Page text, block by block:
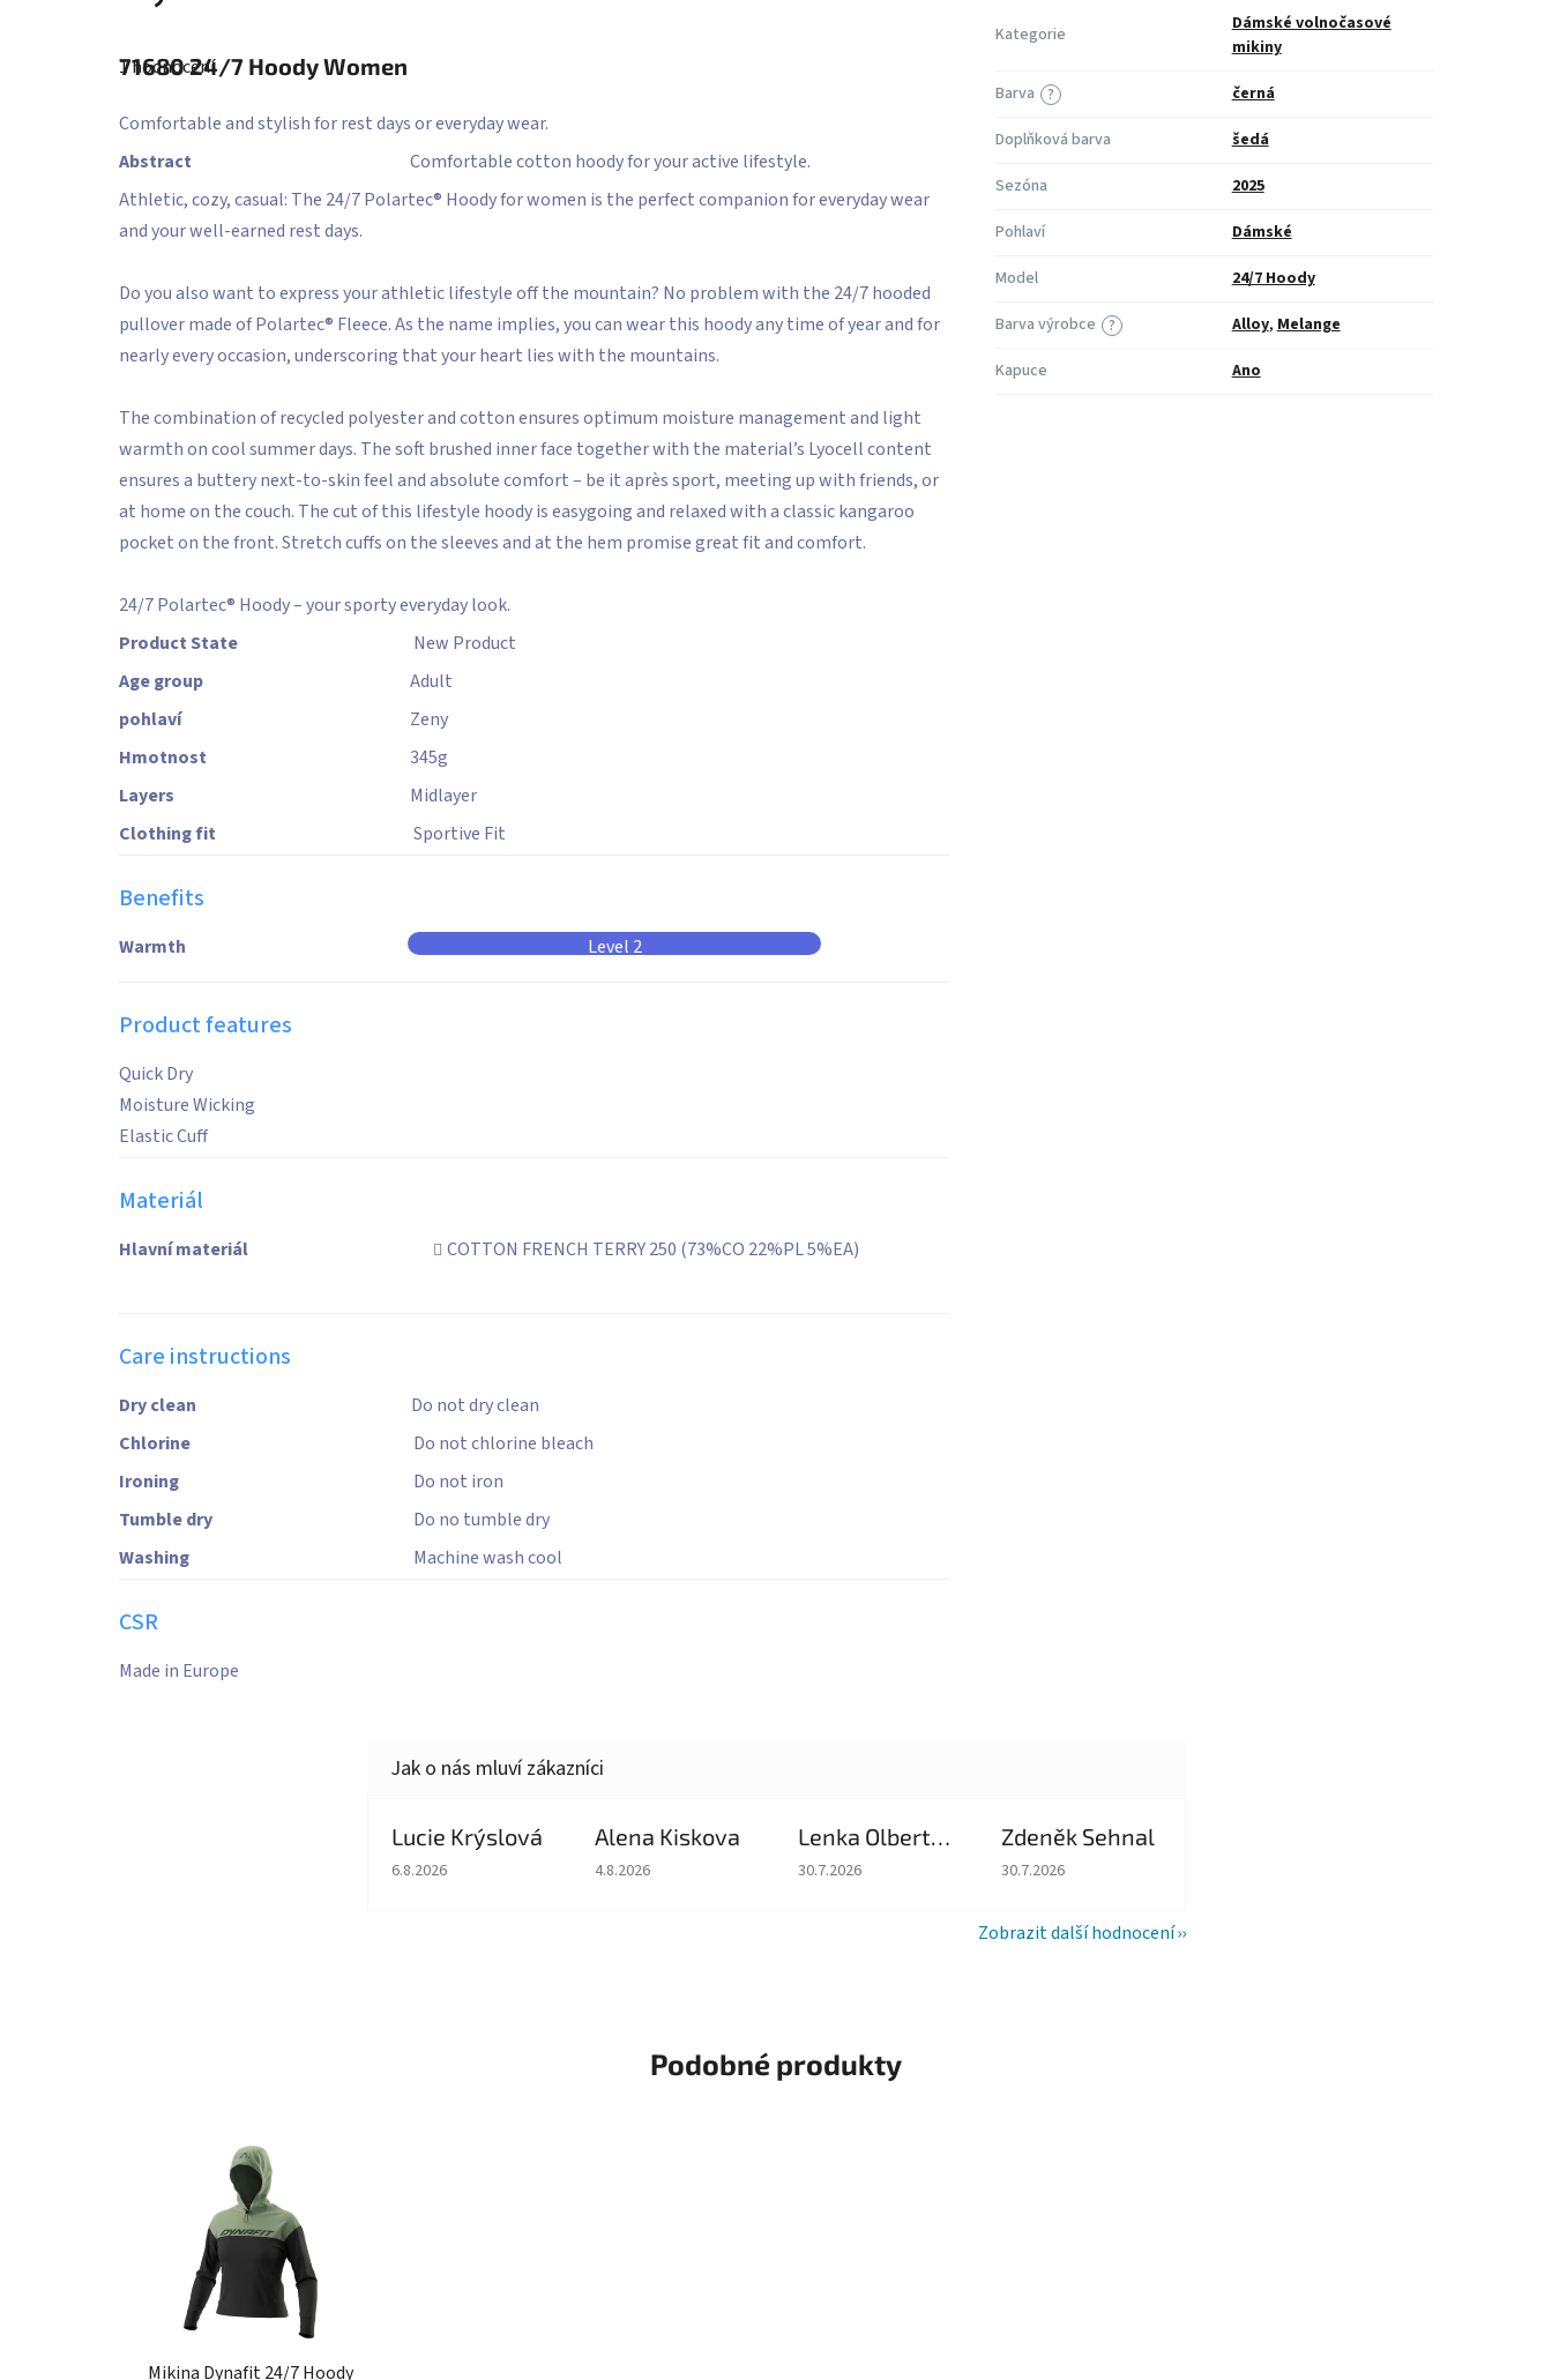
produktu
z
hvězdiček.
1 hodnocení
7168024/7 Hoody Women
Comfortable and stylish for rest days or everyday wear.
Abstract
Comfortable cotton hoody for your active lifestyle.
Athletic, cozy, casual: The 24/7 Polartec® Hoody for women is the perfect companion for everyday wear
and your well-earned rest days.
Do you also want to express your athletic lifestyle off the mountain? No problem with the 24/7 hooded
pullover made of Polartec® Fleece. As the name implies, you can wear this hoody any time of year and for
nearly every occasion, underscoring that your heart lies with the mountains.
The combination of recycled polyester and cotton ensures optimum moisture management and light
warmth on cool summer days. The soft brushed inner face together with the material’s Lyocell content
ensures a buttery next-to-skin feel and absolute comfort – be it après sport, meeting up with friends, or
at home on the couch. The cut of this lifestyle hoody is easygoing and relaxed with a classic kangaroo
pocket on the front. Stretch cuffs on the sleeves and at the hem promise great fit and comfort.
24/7 Polartec® Hoody – your sporty everyday look.
Product State
New Product
Age group
Adult
pohlaví
Zeny
Hmotnost
345g
Layers
Midlayer
Clothing fit
Sportive Fit
Benefits
Warmth Level 2
Product features
Quick Dry
Moisture Wicking
Elastic Cuff
Materiál
Hlavní materiál COTTON FRENCH TERRY 250 (73%CO 22%PL 5%EA)
Care instructions
Dry clean
Do not dry clean
Chlorine
Do not chlorine bleach
Ironing
Do not iron
Tumble dry
Do no tumble dry
Washing
Machine wash cool
CSR
Made in Europe
Kategorie
Dámské volnočasové
mikiny
?
Barva
černá
Doplňková barva
šedá
Sezóna
2025
Pohlaví
Dámské
Model
24/7 Hoody
?
Barva výrobce Alloy,Melange
Kapuce
Ano
Lucie Krýslová
Hodnocení obchodu je 5 z 5 hvězdiček.
6.8.2026
Alena Kiskova
Hodnocení obchodu je 5 z 5 hvězdiček.
4.8.2026
Lenka Olbertova
Hodnocení obchodu je 5 z 5 hvězdiček.
30.7.2026
Zdeněk Sehnal
Hodnocení obchodu je 5 z 5 hvězdiček.
30.7.2026
Zobrazit další hodnocení
Podobné produkty
Mikina Dynafit 24/7 Hoody